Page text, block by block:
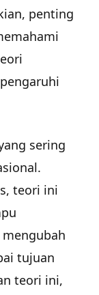
penting
sering
teori ini
tujuan
teori ini,